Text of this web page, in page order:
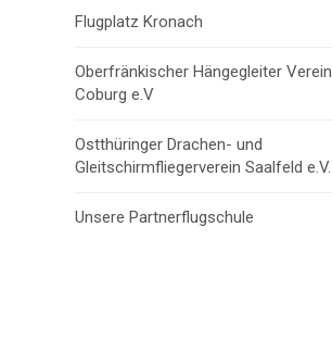
Flugplatz Kronach
Oberfränkischer Hängegleiter Verein
Coburg e.V
Ostthüringer Drachen- und
Gleitschirmfliegerverein Saalfeld e.V.
Unsere Partnerflugschule